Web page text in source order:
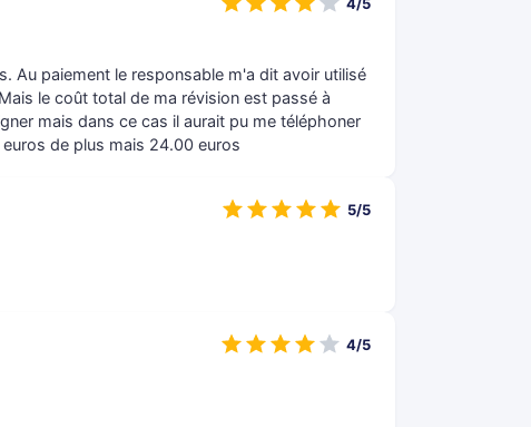
Au paiement le responsable m'a dit avoir utilisé
le coût total de ma révision est passé à
mais dans ce cas il aurait pu me téléphoner
de plus mais 24.00 euros
5/5
4/5